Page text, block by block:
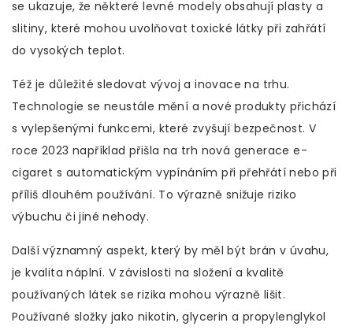
se ukazuje, že některé levné modely obsahují plasty a
slitiny, které mohou uvolňovat toxické látky při zahřátí
do vysokých teplot.
Též je důležité sledovat vývoj a inovace na trhu.
Technologie se neustále mění a nové produkty přichází
s vylepšenými funkcemi, které zvyšují bezpečnost. V
roce 2023 například přišla na trh nová generace e-
cigaret s automatickým vypínáním při přehřátí nebo při
příliš dlouhém používání. To výrazně snižuje riziko
výbuchu či jiné nehody.
Další významný aspekt, který by měl být brán v úvahu,
je kvalita náplní. V závislosti na složení a kvalitě
používaných látek se rizika mohou výrazně lišit.
Používané složky jako nikotin, glycerin a propylenglykol